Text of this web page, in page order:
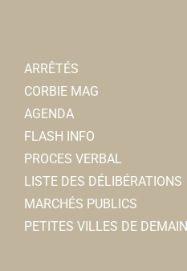
ARRÊTÉS
CORBIE MAG
AGENDA
FLASH INFO
PROCES VERBAL
LISTE DES DÉLIBÉRATIONS
MARCHÉS PUBLICS
PETITES VILLES DE DEMAIN